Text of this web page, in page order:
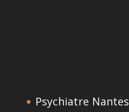
Psychiatre Nantes